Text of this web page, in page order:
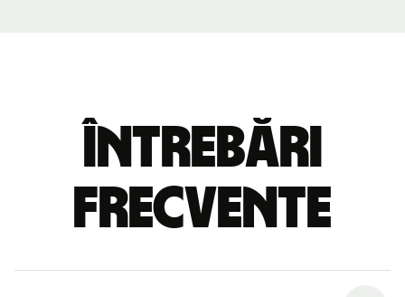
Întrebări
frecvente